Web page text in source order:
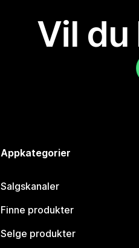
Vil du
Appkategorier
Salgskanaler
Finne produkter
Selge produkter